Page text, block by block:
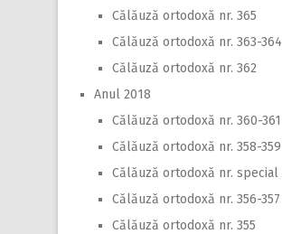
Călăuză ortodoxă nr. 365
Călăuză ortodoxă nr. 363-364
Călăuză ortodoxă nr. 362
Anul 2018
Călăuză ortodoxă nr. 360-361
Călăuză ortodoxă nr. 358-359
Călăuză ortodoxă nr. special
Călăuză ortodoxă nr. 356-357
Călăuză ortodoxă nr. 355